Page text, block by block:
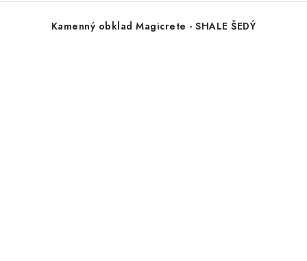
Kamenný obklad Magicrete - SHALE ŠEDÝ